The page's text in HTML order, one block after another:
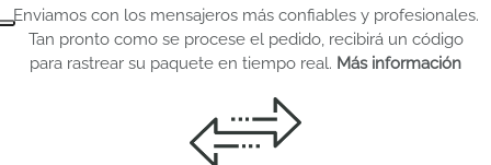
Enviamos con los mensajeros más confiables y profesionales.
Tan pronto como se procese el pedido, recibirá un código
para rastrear su paquete en tiempo real. Más información